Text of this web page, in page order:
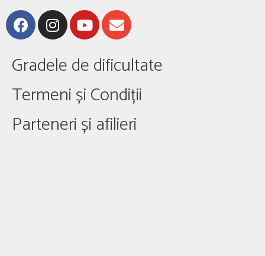
Gradele de dificultate
Termeni și Condiții
Parteneri și afilieri